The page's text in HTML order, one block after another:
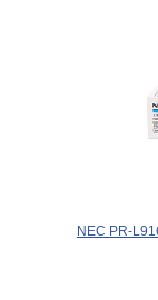
NEC PR-